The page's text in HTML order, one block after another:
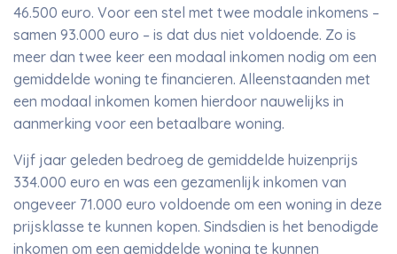
46.500 euro. Voor een stel met twee modale inkomens –
samen 93.000 euro – is dat dus niet voldoende. Zo is
meer dan twee keer een modaal inkomen nodig om een
gemiddelde woning te financieren. Alleenstaanden met
een modaal inkomen komen hierdoor nauwelijks in
aanmerking voor een betaalbare woning.
Vijf jaar geleden bedroeg de gemiddelde huizenprijs
334.000 euro en was een gezamenlijk inkomen van
ongeveer 71.000 euro voldoende om een woning in deze
prijsklasse te kunnen kopen. Sindsdien is het benodigde
inkomen om een gemiddelde woning te kunnen